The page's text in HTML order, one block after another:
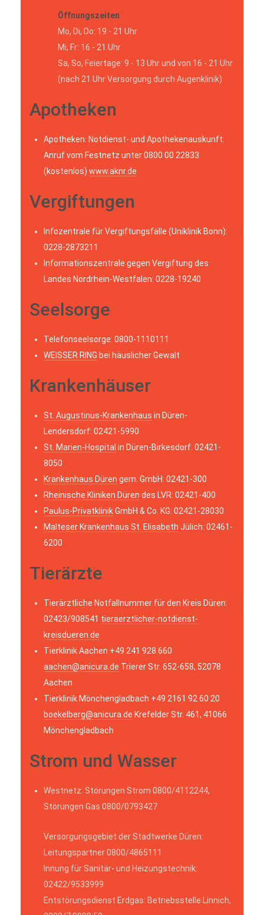
Öffnungszeiten
Mo, Di, Do: 19 - 21 Uhr
Mi, Fr: 16 - 21 Uhr
Sa, So, Feiertage: 9 - 13 Uhr und von 16 - 21 Uhr
(nach 21 Uhr Versorgung durch Augenklinik)
Apotheken
Apotheken: Notdienst- und Apothekenauskunft:
Anruf vom Festnetz unter 0800 00 22833
(kostenlos) www.aknr.de
Vergiftungen
Infozentrale für Vergiftungsfälle (Uniklinik Bonn):
0228-2873211
Informationszentrale gegen Vergiftung des
Landes Nordrhein-Westfalen: 0228-19240
Seelsorge
Telefonseelsorge: 0800-1110111
WEISSER RING bei häuslicher Gewalt
Krankenhäuser
St. Augustinus-Krankenhaus in Düren-
Lendersdorf: 02421-5990
St. Marien-Hospital in Düren-Birkesdorf: 02421-
8050
Krankenhaus Düren gem. GmbH: 02421-300
Rheinische Kliniken Düren des LVR: 02421-400
Paulus-PrivatklinikGmbH & Co. KG: 02421-28030
Malteser Krankenhaus St. Elisabeth Jülich: 02461-
6200
Tierärzte
Tierärztliche Notfallnummer für den Kreis Düren:
02423/908541 tieraerztlicher-notdienst-
kreisdueren.de
Tierklinik Aachen +49 241 928 660
aachen@anicura.de Trierer Str. 652-658, 52078
Aachen
Tierklinik Mönchengladbach +49 2161 92 60 20
boekelberg@anicura.de Krefelder Str. 461, 41066
Mönchengladbach
Strom und Wasser
Westnetz: Störungen Strom 0800/4112244,
Störungen Gas 0800/0793427
Versorgungsgebiet der Stadtwerke Düren:
Leitungspartner 0800/4865111
Innung für Sanitär- und Heizungstechnik:
02422/9533999
Entstörungsdienst Erdgas: Betriebsstelle Linnich,